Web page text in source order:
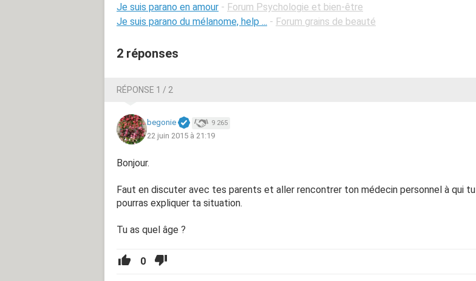
Je suis parano en amour - Forum Psychologie et bien-être
Je suis parano du mélanome, help ... - Forum grains de beauté
2 réponses
RÉPONSE 1 / 2
begonie 9 265
22 juin 2015 à 21:19
Bonjour.
Faut en discuter avec tes parents et aller rencontrer ton médecin personnel à qui tu
pourras expliquer ta situation.
Tu as quel âge ?
0